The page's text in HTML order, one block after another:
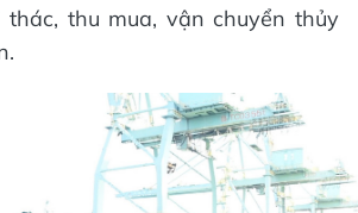
thu mua, vận chuyển thủy